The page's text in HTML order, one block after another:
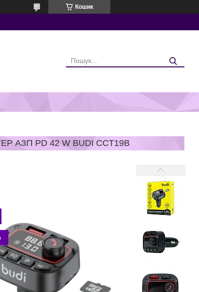
Кошик
АЗП PD 42 W BUDI CCT19B